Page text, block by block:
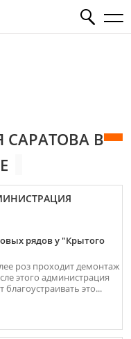
В
рядов у "Крытого
роз проходит демонтаж
этого администрация
благоустраивать это...